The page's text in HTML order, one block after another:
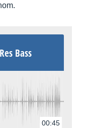
Bass
00:45